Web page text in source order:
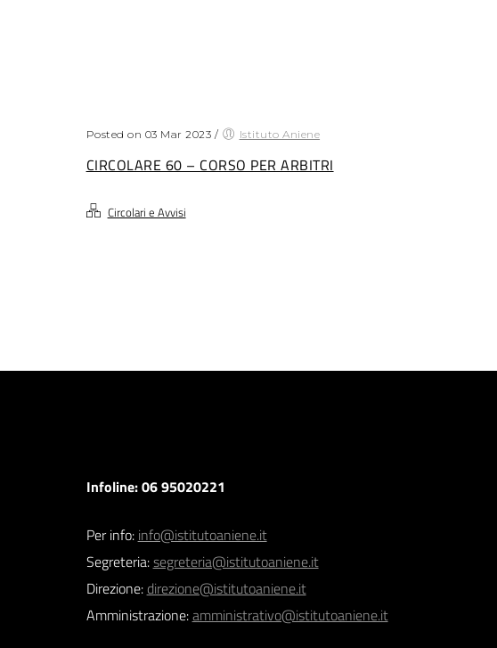
Posted on 03 Mar 2023 / Istituto Aniene
CIRCOLARE 60 – CORSO PER ARBITRI
Circolari e Avvisi
Infoline: 06 95020221
Per info: info@istitutoaniene.it
Segreteria:segreteria@istitutoaniene.it
Direzione: direzione@istitutoaniene.it
Amministrazione:amministrativo@istitutoaniene.it